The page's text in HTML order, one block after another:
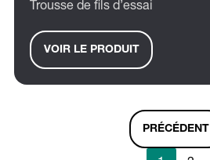
Trousse de fils d’essai
VOIR LE PRODUIT
PRÉCÉDENT